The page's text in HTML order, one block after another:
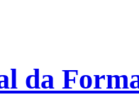
da